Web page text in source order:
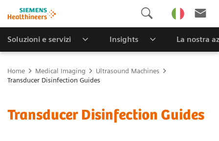
Soluzioni e servizi Insights La nostra
Home Medical Imaging
Ultrasound Machines
Transducer Disinfection Guides
Transducer Disinfection Guides